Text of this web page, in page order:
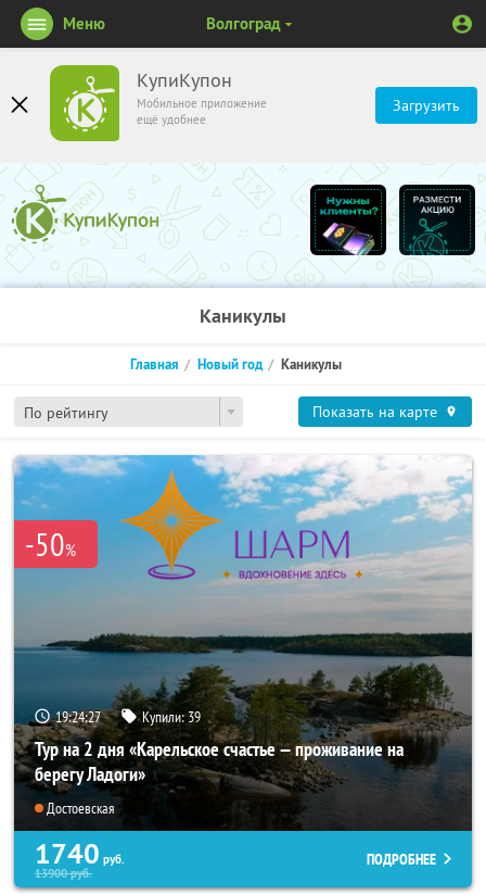
КупиКупон
Мобильное приложение
ещё удобнее
Загрузить
Меню Волгоград
Каникулы
По рейтингу
Главная Новый год Каникулы
Показать на карте
-50%
19:24:26 Купили:39
Тур на 2 дня «Карельское счастье — проживание на
берегу Ладоги»
Достоевская
1740 руб.
13900руб.
ПОДРОБНЕЕ